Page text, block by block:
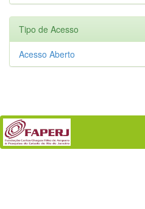
Tipo de Acesso
Acesso Aberto